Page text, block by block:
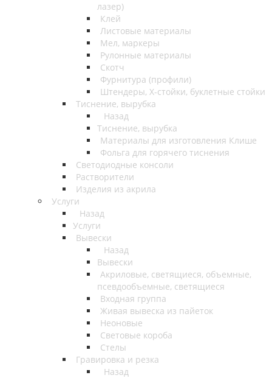
лазер)
Клей
Листовые материалы
Мел, маркеры
Рулонные материалы
Скотч
Фурнитура (профили)
Штендеры, Х-стойки, буклетные стойки
Тиснение, вырубка
Назад
Тиснение, вырубка
Материалы для изготовления Клише
Фольга для горячего тиснения
Светодиодные консоли
Растворители
Изделия из акрила
Услуги
Назад
Услуги
Вывески
Назад
Вывески
Акриловые, светящиеся, объемные,
псевдообъемные, светящиеся
Входная группа
Живая вывеска из пайеток
Неоновые
Световые короба
Стелы
Гравировка и резка
Назад